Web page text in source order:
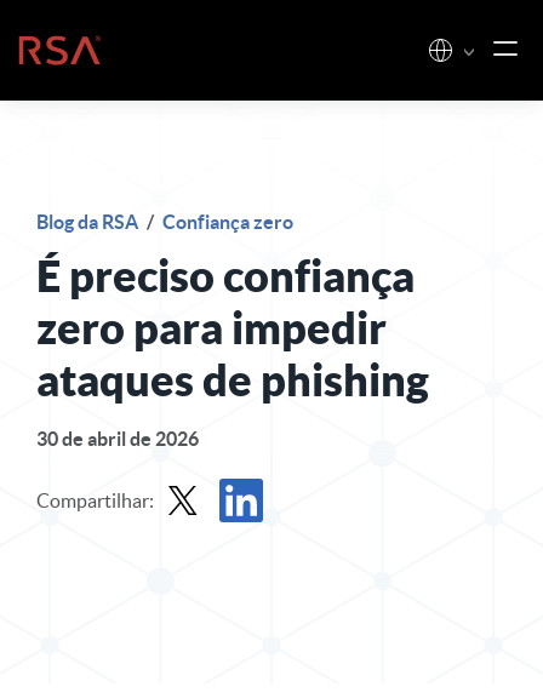
Início
Blog da RSA / Confiança zero
É preciso confiança
zero para impedir
ataques de phishing
30 de abril de 2026
Compartilhar: